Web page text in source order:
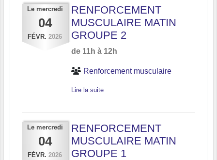
Le mercredi
04
FÉVR. 2026
RENFORCEMENT
MUSCULAIRE MATIN
GROUPE 2
de 11h à 12h
Renforcement musculaire
Lire la suite
Le mercredi
04
FÉVR. 2026
RENFORCEMENT
MUSCULAIRE MATIN
GROUPE 1